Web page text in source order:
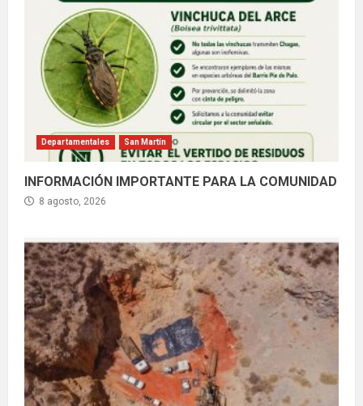
Departamentales San Martín
INFORMACIÓN IMPORTANTE PARA LA COMUNIDAD
8 agosto, 2026